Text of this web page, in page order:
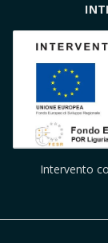
Intervento